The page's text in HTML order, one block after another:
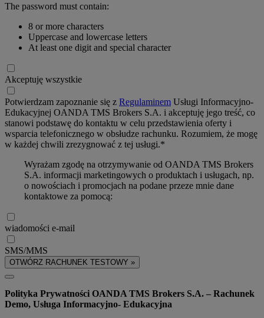
The password must contain:
8 or more characters
Uppercase and lowercase letters
At least one digit and special character
Akceptuję wszystkie
Potwierdzam zapoznanie się z Regulaminem Usługi Informacyjno-
Edukacyjnej OANDA TMS Brokers S.A. i akceptuję jego treść, co
stanowi podstawę do kontaktu w celu przedstawienia oferty i
wsparcia telefonicznego w obsłudze rachunku. Rozumiem, że mogę
w każdej chwili zrezygnować z tej usługi.*
Wyrażam zgodę na otrzymywanie od OANDA TMS Brokers
S.A. informacji marketingowych o produktach i usługach, np.
o nowościach i promocjach na podane przeze mnie dane
kontaktowe za pomocą:
wiadomości e-mail
SMS/MMS
OTWÓRZ RACHUNEK TESTOWY »
Polityka Prywatności OANDA TMS Brokers S.A. – Rachunek
Demo, Usługa Informacyjno- Edukacyjna